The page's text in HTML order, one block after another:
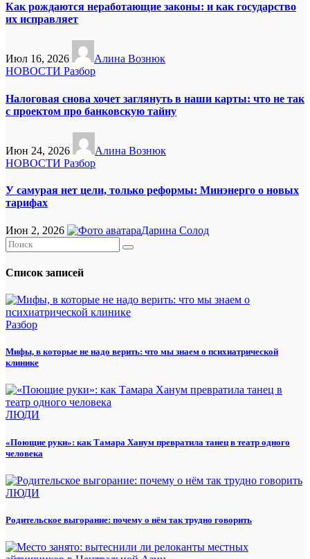
Как рождаются неработающие законы: и как государство
их исправляет
Июл 16, 2026
Алина Вознюк
НОВОСТИ Разбор
Налоговая снова хочет заглянуть в наши карты: что не так
с проектом про банковскую тайну
Июн 24, 2026
Алина Вознюк
НОВОСТИ Разбор
У самурая нет цели, только реформы: Минэнерго о новых
тарифах
Июн 2, 2026 Дарина Солод
Список записей
Разбор
Мифы, в которые не надо верить: что мы знаем о психиатрической
клинике
ЛЮДИ
«Поющие руки»: как Тамара Ханум превратила танец в театр одного
человека
ЛЮДИ
Родительское выгорание: почему о нём так трудно говорить